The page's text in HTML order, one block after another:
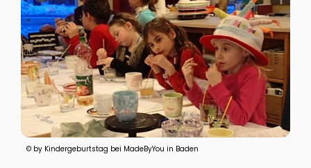
© by Kindergeburtstag bei MadeByYou in Baden